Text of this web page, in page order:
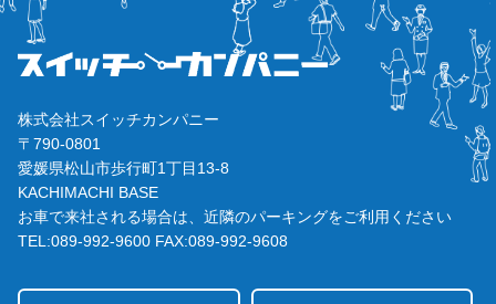
株式会社スイッチカンパニー
〒790-0801
愛媛県松山市歩行町1丁目13-8
KACHIMACHI BASE
お車で来社される場合は、近隣のパーキングをご利用ください
TEL:089-992-9600 FAX:089-992-9608